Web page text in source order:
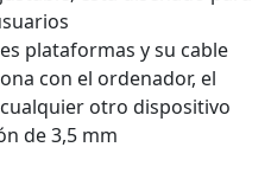
plataformas y su cable
con el ordenador, el
otro dispositivo
de 3,5 mm